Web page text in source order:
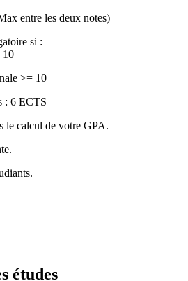
entre les deux notes)
si :
10
>= 10
: 6 ECTS
le calcul de votre GPA.
études